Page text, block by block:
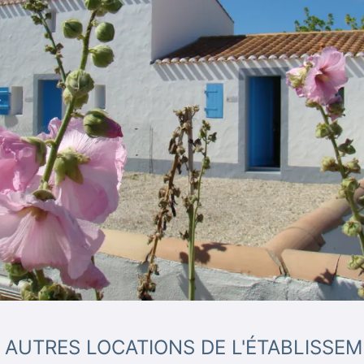
LOCATIONS DE